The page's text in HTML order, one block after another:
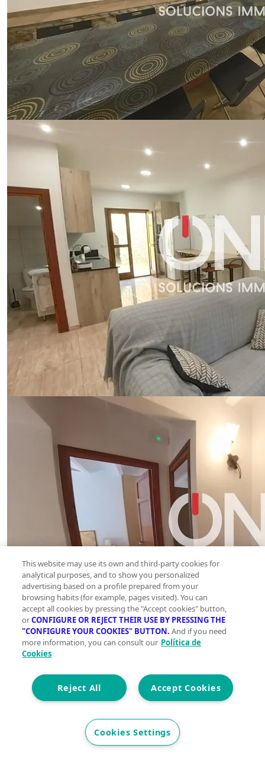
This website may use its own and third-party cookies for
analytical purposes, and to show you personalized
advertising based on a profile prepared from your
browsing habits (for example, pages visited). You can
accept all cookies by pressing the "Accept cookies" button,
orCONFIGURE OR REJECT THEIR USE BY PRESSING THE
"CONFIGURE YOUR COOKIES" BUTTON. And if you need
more information, you can consult our Política de
Cookies
Accept Cookies
Reject All
Cookies Settings